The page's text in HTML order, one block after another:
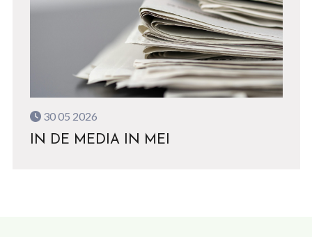
30 05 2026
IN DE MEDIA IN MEI